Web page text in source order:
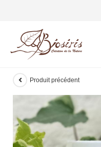
Produit précédent